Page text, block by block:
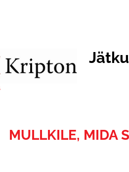
MULLKILE, MIDA